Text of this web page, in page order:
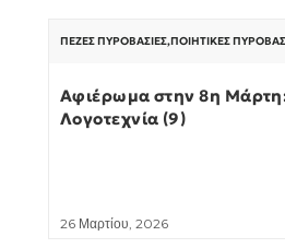
ΠΕΖΈΣ ΠΥΡΟΒΑΣΊΕΣ,ΠΟΙΗΤΙΚΈΣ
Αφιέρωμα στην 8η
Λογοτεχνία (9)
26 Μαρτίου, 2026